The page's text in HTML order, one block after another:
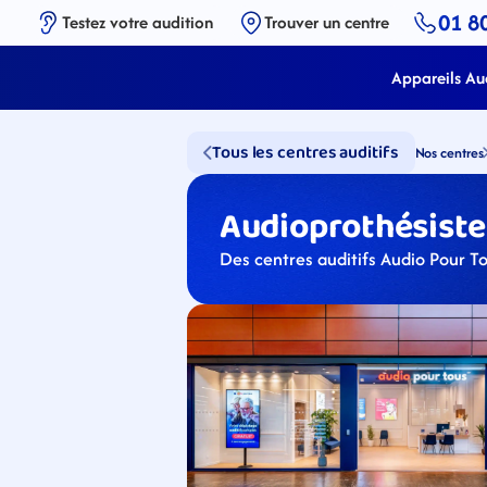
Testez votre audition Trouver un centre 01
Appareils
Tous les centres auditifs Nos centres
Des centres auditifs Audio Pour